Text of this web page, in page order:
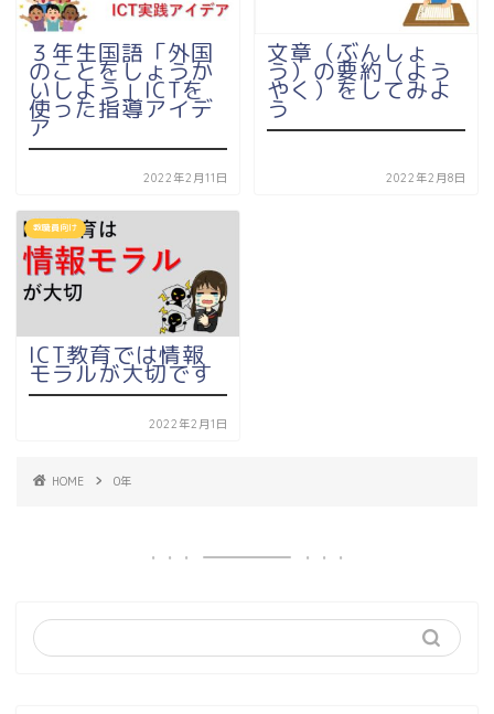
３年生国語「外国
のことをしょうか
いしよう」ICTを
使った指導アイデ
ア
2022年2月11日
文章（ぶんしょ
う）の要約（よう
やく）をしてみよ
う
2022年2月8日
教職員向け
ICT教育では情報
モラルが大切です
2022年2月1日
HOME 0年